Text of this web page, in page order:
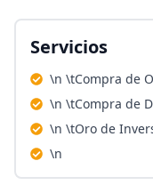
Servicios
\n \tCompra de
\n \tCompra de
\n \tOro de
\n